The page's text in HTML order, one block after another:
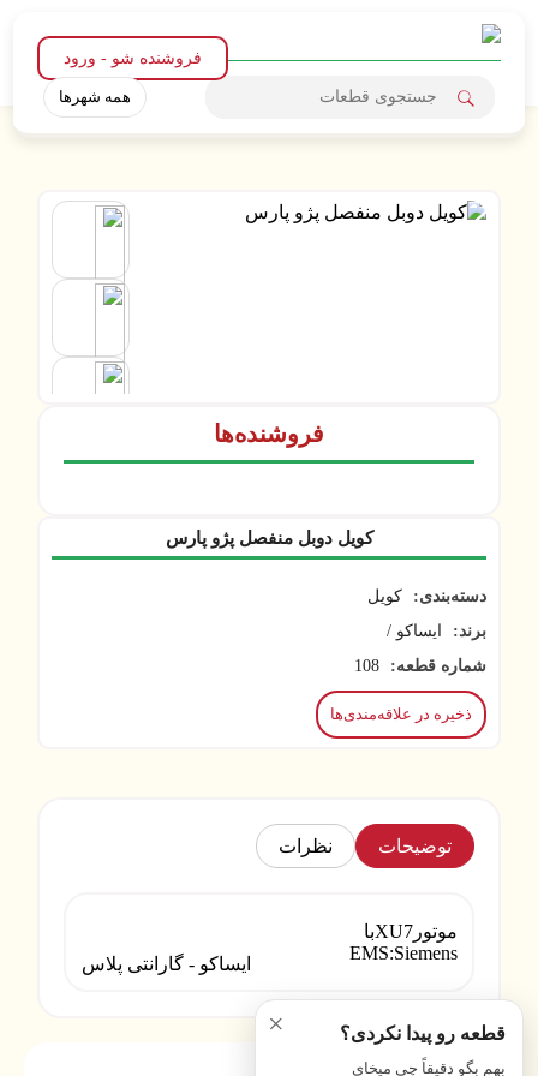
فروشنده شو - ورود
همه شهرها
× قطعه رو پیدا نکردی؟
بهم بگو دقیقاً چی میخای
کویل دوبل منفصل پژو پارس
دسته‌بندی:
کویل
برند:
ایساکو /
شماره قطعه:
108
ذخیره در علاقه‌مندی‌ها
فروشنده‌ها
توضیحات نظرات
موتورXU7با
EMS:Siemens
ایساکو - گارانتی پلاس